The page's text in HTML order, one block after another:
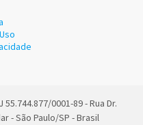
55.744.877/0001-89 - Rua Dr.
- São Paulo/SP - Brasil